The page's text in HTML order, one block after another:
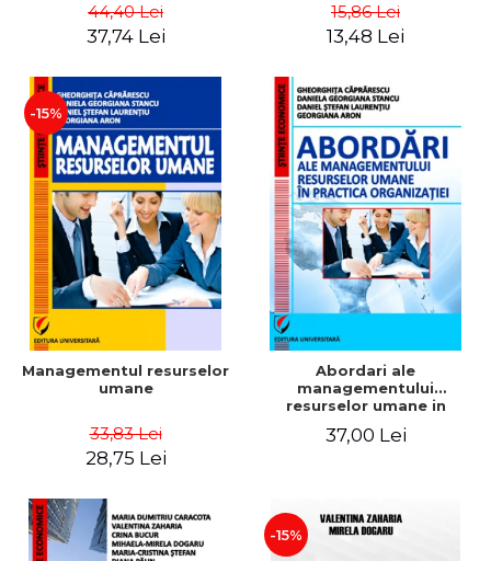
44,40 Lei
37,74 Lei
15,86 Lei
13,48 Lei
-15%
Managementul resurselor
umane
33,83 Lei
28,75 Lei
Abordari ale
managementului
resurselor umane in
37,00 Lei
-15%